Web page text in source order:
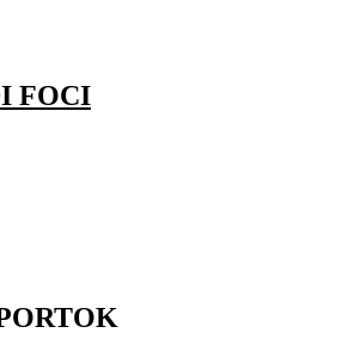
FOCI